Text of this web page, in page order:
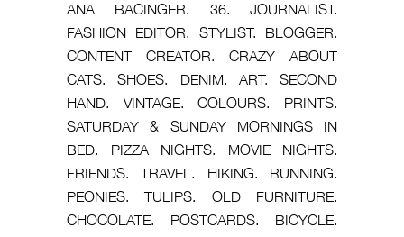
ANA BACINGER. 36. JOURNALIST.
FASHION EDITOR. STYLIST. BLOGGER.
CONTENT CREATOR. CRAZY ABOUT
CATS. SHOES. DENIM. ART. SECOND
HAND. VINTAGE. COLOURS. PRINTS.
SATURDAY & SUNDAY MORNINGS IN
BED. PIZZA NIGHTS. MOVIE NIGHTS.
FRIENDS. TRAVEL. HIKING. RUNNING.
PEONIES. TULIPS. OLD FURNITURE.
CHOCOLATE. POSTCARDS. BICYCLE.